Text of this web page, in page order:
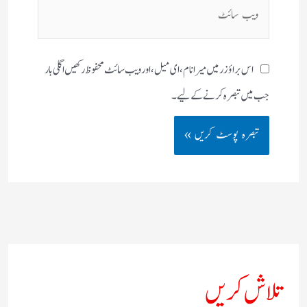
اس براؤزر میں میرا نام، ای میل، اور ویب سائٹ محفوظ رکھیں اگلی بار
جب میں تبصرہ کرنے کےلیے۔
تلاش کریں